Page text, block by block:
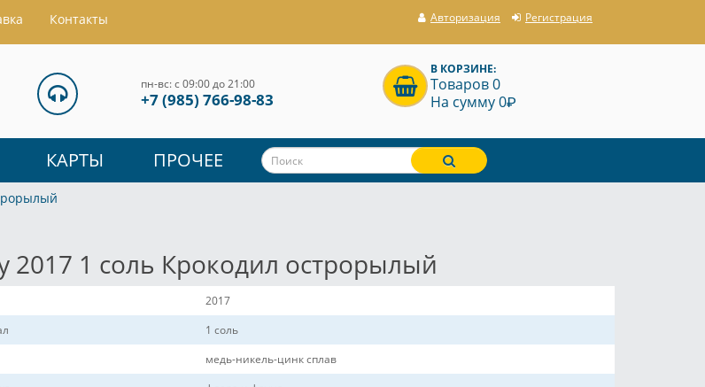
Контакты Авторизация Регистрация
пн-вс: с 09:00 до 21:00
+7 (985) 766-98-83
В КОРЗИНЕ:
Товаров 0
На сумму 0P
КАРТЫ ПРОЧЕЕ
2017 1 соль Крокодил острорылый
2017
1 соль
медь-никель-цинк сплав